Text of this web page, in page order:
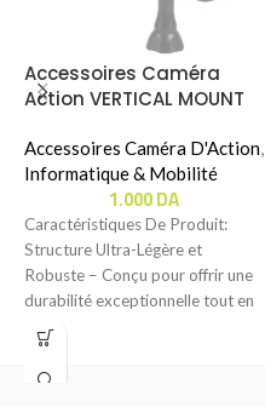
Accessoires Caméra
Action VERTICAL MOUNT
Accessoires Caméra D'Action,
Informatique & Mobilité
1.000DA
Caractéristiques De Produit:
Structure Ultra-Légère et
Robuste – Conçu pour offrir une
durabilité exceptionnelle tout en
restant extrêmement léger, cet